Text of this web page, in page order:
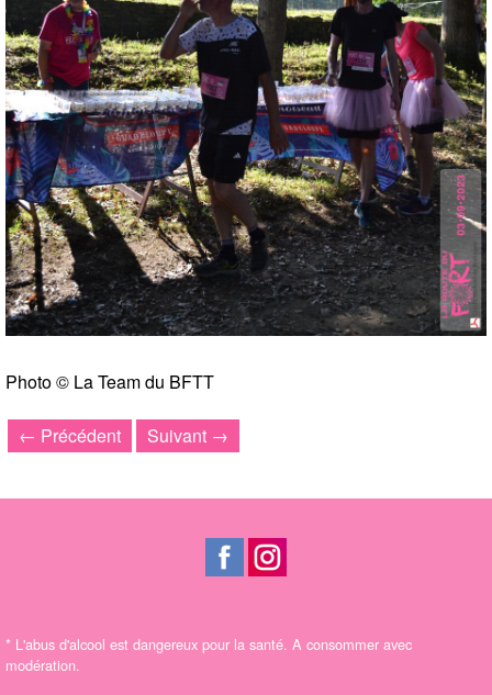
Photo © La Team du BFTT
← Précédent Suivant →
* L'abus d'alcool est dangereux pour la santé. A consommer avec
modération.